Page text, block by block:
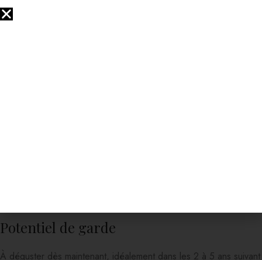
Poissons vapeur ou grillés
Potentiel de garde
À déguster dès maintenant, idéalement dans les 2 à 5 ans suivant